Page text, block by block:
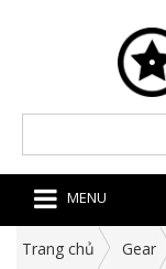
MENU
Trang chủ Gear